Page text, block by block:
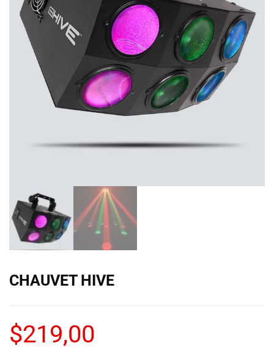
marcas del
mercado,
desde
guitarras, bajos
y baterías
hasta
amplificadores,
mezcladores y
contamos con
instrumentos
de viento,
teclados y
accesorios
musicales.
CHAUVET HIVE
$219,00